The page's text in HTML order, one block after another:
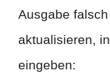
Ausgabe
aktualisieren,
eingeben: